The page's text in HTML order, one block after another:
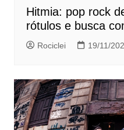
Hitmia: pop rock
rótulos e busca
Rociclei 19/11/